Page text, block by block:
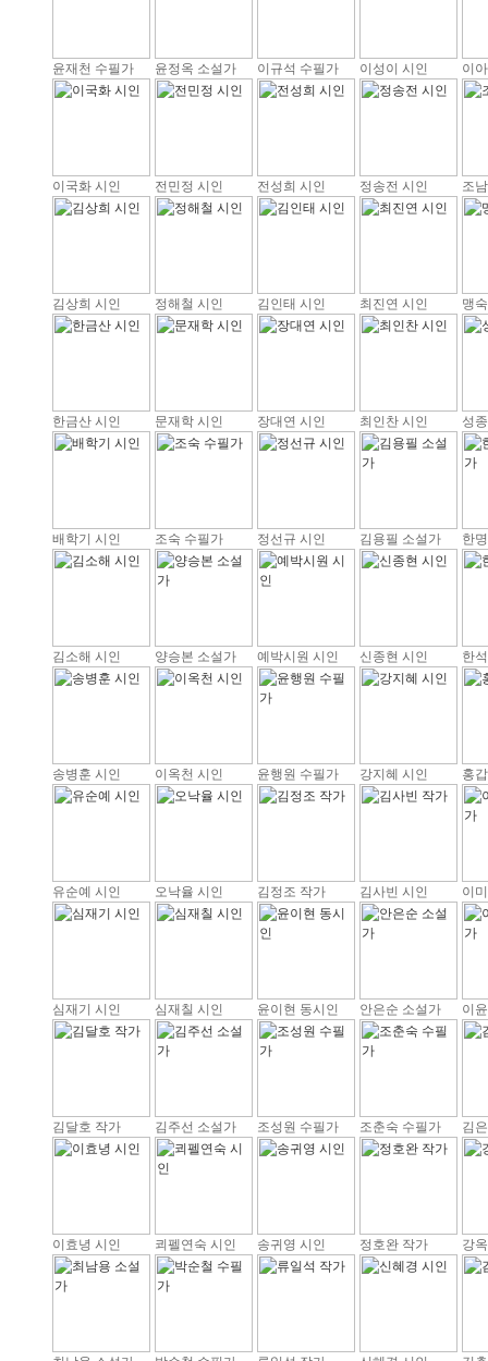
윤재천 수필가 윤정옥 소설가 이규석 수필가 이성이 시인 이
이국화 시인 전민정 시인 전성희 시인 정송전 시인 조
김상희 시인 정해철 시인 김인태 시인 최진연 시인 맹
한금산 시인 문재학 시인 장대연 시인 최인찬 시인 성
배학기 시인 조숙 수필가 정선규 시인 김용필 소설가 한
김소해 시인 양승본 소설가 예박시원 시인 신종현 시인 한
송병훈 시인 이옥천 시인 윤행원 수필가 강지혜 시인 홍
유순예 시인 오낙율 시인 김정조 작가 김사빈 시인 이
심재기 시인 심재칠 시인 윤이현 동시인 안은순 소설가 이
김달호 작가 김주선 소설가 조성원 수필가 조춘숙 수필가 김
이효녕 시인 쾨펠연숙 시인 송귀영 시인 정호완 작가 강